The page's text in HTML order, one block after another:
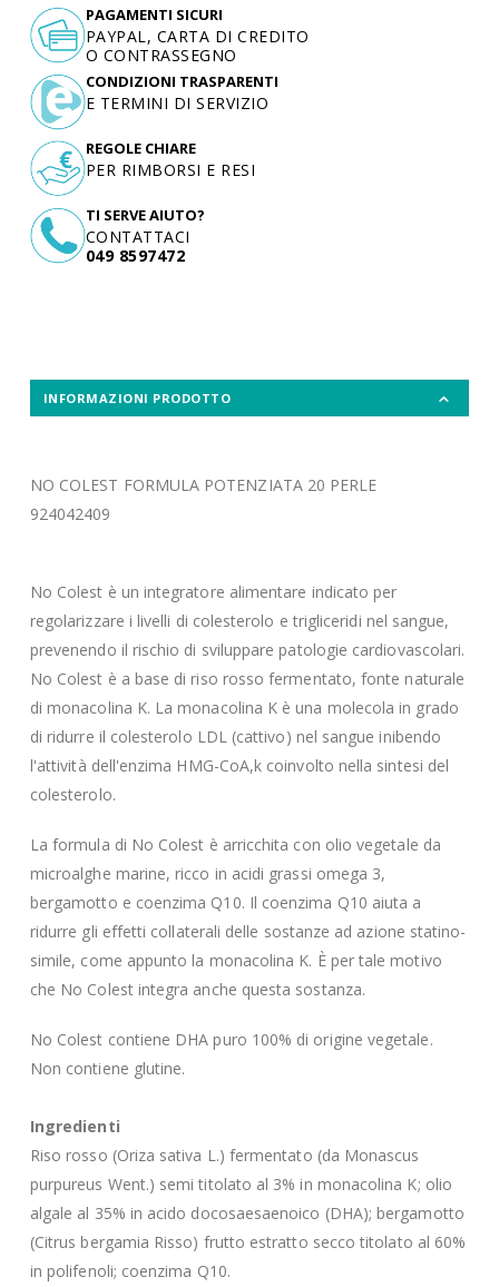
TI SERVE AIUTO?
CONTATTACI
049 8597472
PAGAMENTI SICURI
PAYPAL, CARTA DI CREDITO
O CONTRASSEGNO
CONDIZIONI TRASPARENTI
E TERMINI DI SERVIZIO
REGOLE CHIARE
PER RIMBORSI E RESI
INFORMAZIONI PRODOTTO
NO COLEST FORMULA POTENZIATA 20 PERLE
924042409
No Colest è un integratore alimentare indicato per
regolarizzare i livelli di colesterolo e trigliceridi nel sangue,
prevenendo il rischio di sviluppare patologie cardiovascolari.
No Colest è a base di riso rosso fermentato, fonte naturale
di monacolina K. La monacolina K è una molecola in grado
di ridurre il colesterolo LDL (cattivo) nel sangue inibendo
l'attività dell'enzima HMG-CoA,k coinvolto nella sintesi del
colesterolo.
La formula di No Colest è arricchita con olio vegetale da
microalghe marine, ricco in acidi grassi omega 3,
bergamotto e coenzima Q10. Il coenzima Q10 aiuta a
ridurre gli effetti collaterali delle sostanze ad azione statino-
simile, come appunto la monacolina K. È per tale motivo
che No Colest integra anche questa sostanza.
No Colest contiene DHA puro 100% di origine vegetale.
Non contiene glutine.
Ingredienti
Riso rosso (Oriza sativa L.) fermentato (da Monascus
purpureus Went.) semi titolato al 3% in monacolina K; olio
algale al 35% in acido docosaesaenoico (DHA); bergamotto
(Citrus bergamia Risso) frutto estratto secco titolato al 60%
in polifenoli; coenzima Q10.